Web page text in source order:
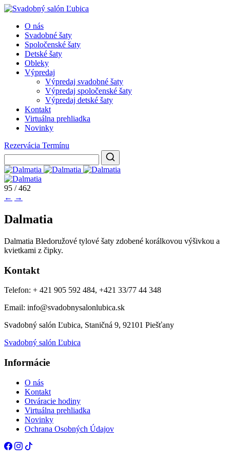
O nás
Svadobné šaty
Spoločenské šaty
Detské šaty
Obleky
Výpredaj
Výpredaj svadobné šaty
Výpredaj spoločenské šaty
Výpredaj detské šaty
Kontakt
Virtuálna prehliadka
Novinky
Rezervácia Termínu
95 / 462
← →
Dalmatia
Dalmatia Bledoružové tylové šaty zdobené korálkovou výšivkou a
kvietkami z čipky.
Kontakt
Telefon: + 421 905 592 484, +421 33/77 44 348
Email: info@svadobnysalonlubica.sk
Svadobný salón Ľubica, Staničná 9, 92101 Piešťany
Svadobný salón Ľubica
Informácie
O nás
Kontakt
Otváracie hodiny
Virtuálna prehliadka
Novinky
Ochrana Osobných Údajov